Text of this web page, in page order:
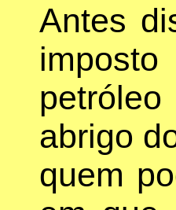
Antes
abrigo
quem